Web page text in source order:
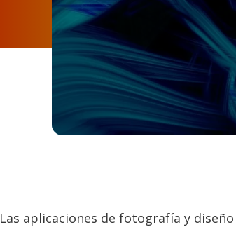
Las aplicaciones de fotografía y